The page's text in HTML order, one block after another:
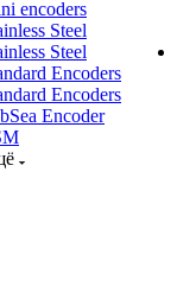
encoders
Steel
Steel
Encoders
Encoders
Encoder